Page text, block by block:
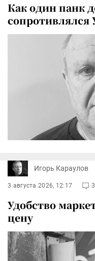
Как один панк
сопротивлялся
Игорь Караулов
3 августа 2026, 12:17
Удобство
цену